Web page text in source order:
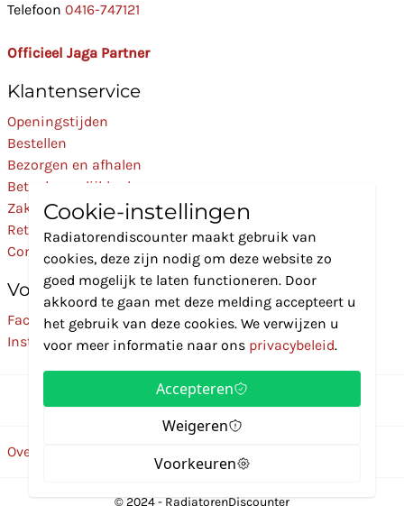
Telefoon 0416-747121
Officieel Jaga Partner
Klantenservice
Openingstijden
Bestellen
Bezorgen en afhalen
Betaalmogelijkheden
Zakelijk
Retourneren
Contact
Volg Ons
Facebook
Instagram
Over ons
© 2024 - RadiatorenDiscounter
Cookie-instellingen
Radiatorendiscounter maakt gebruik van
cookies, deze zijn nodig om deze website zo
goed mogelijk te laten functioneren. Door
akkoord te gaan met deze melding accepteert u
het gebruik van deze cookies. We verwijzen u
voor meer informatie naar ons privacybeleid.
Accepteren
Weigeren
Voorkeuren